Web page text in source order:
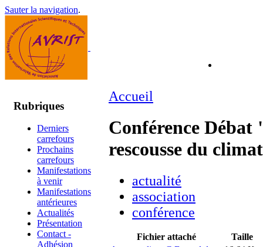
Sauter la navigation.
Rubriques
Derniers
carrefours
Prochains
carrefours
Manifestations
à venir
Manifestations
antérieures
Actualités
Présentation
Contact -
Adhésion
Accueil
Conférence
rescousse du
actualité
association
conférence
Fichier attaché
Taille